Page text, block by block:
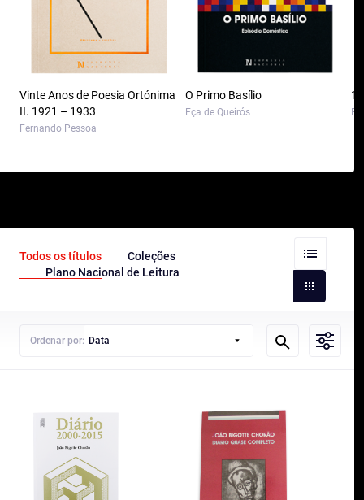
Vinte Anos de Poesia Ortónima
II. 1921 – 1933
Fernando Pessoa
O Primo Basílio
Eça de Queirós
Todos os títulos
Coleções
Plano Nacional de Leitura
Ordenar por: Data